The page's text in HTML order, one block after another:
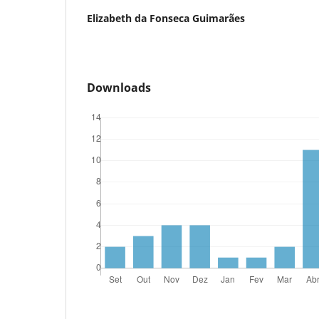
Elizabeth da Fonseca Guimarães
Downloads